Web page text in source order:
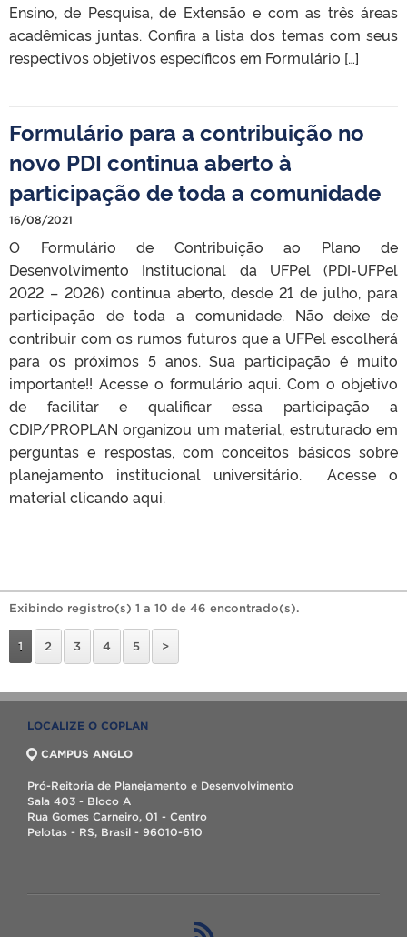
Ensino, de Pesquisa, de Extensão e com as três áreas
acadêmicas juntas. Confira a lista dos temas com seus
respectivos objetivos específicos em Formulário […]
Formulário para a contribuição no
novo PDI continua aberto à
participação de toda a comunidade
16/08/2021
O Formulário de Contribuição ao Plano de
Desenvolvimento Institucional da UFPel (PDI-UFPel
2022 – 2026) continua aberto, desde 21 de julho, para
participação de toda a comunidade. Não deixe de
contribuir com os rumos futuros que a UFPel escolherá
para os próximos 5 anos. Sua participação é muito
importante!! Acesse o formulário aqui. Com o objetivo
de facilitar e qualificar essa participação a
CDIP/PROPLAN organizou um material, estruturado em
perguntas e respostas, com conceitos básicos sobre
planejamento institucional universitário. Acesse o
material clicando aqui.
Exibindo registro(s) 1 a 10 de 46 encontrado(s).
1 2 3 4 5 >
LOCALIZE O COPLAN
CAMPUS ANGLO
Pró-Reitoria de Planejamento e Desenvolvimento
Sala 403 - Bloco A
Rua Gomes Carneiro, 01 - Centro
Pelotas - RS, Brasil - 96010-610